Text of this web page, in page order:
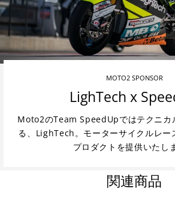
MOTO2 SPONSOR
LighTech x
Moto2のTeam SpeedUpではテクニカ
る、LighTech。モーターサイクルレー
プロダクトを提供いたし
関連商品